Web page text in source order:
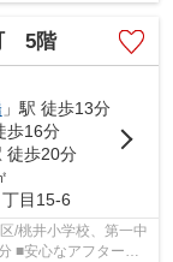
5階
」駅 徒歩13分
歩16分
徒歩20分
目15-6
/桃井小学校、第一中
■安心なアフターサ